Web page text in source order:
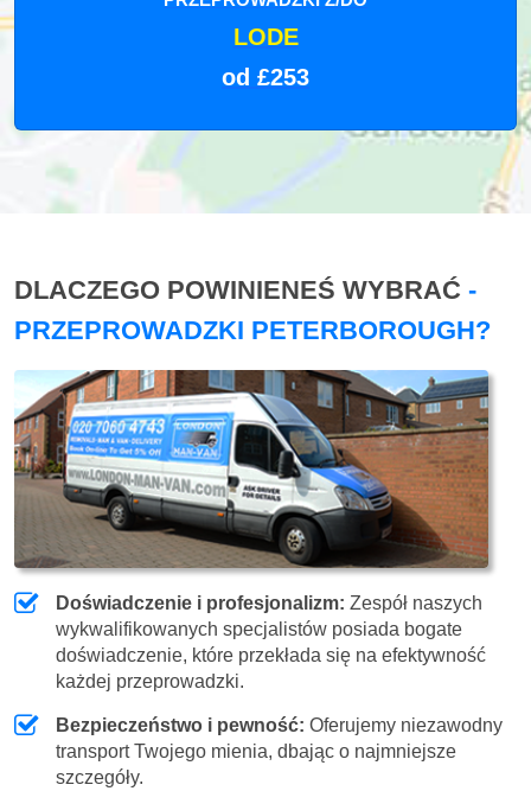
LODE
od £253
DLACZEGO POWINIENEŚ WYBRAĆ -
PRZEPROWADZKI PETERBOROUGH?
Doświadczenie i profesjonalizm: Zespół naszych
wykwalifikowanych specjalistów posiada bogate
doświadczenie, które przekłada się na efektywność
każdej przeprowadzki.
Bezpieczeństwo i pewność: Oferujemy niezawodny
transport Twojego mienia, dbając o najmniejsze
szczegóły.